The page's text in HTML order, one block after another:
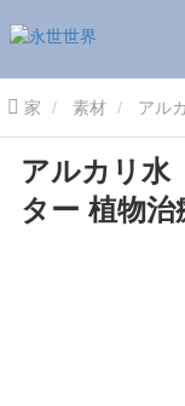
家 素材 アル
ール アルカリ水
アルカリ水
ター 植物治